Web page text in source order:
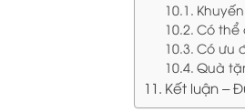
Có thể
Có ưu
Quà
Kết luận –